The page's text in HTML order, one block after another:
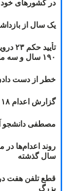
در کشورهای
یک سال از
۱۹۰ سال و سه ماه حبس برای ۲۳ درویش گنابادی قطعی شد
خطر از دست
گزارش اعدام ۲۰۱۸: قصاص و بخشش
مصطفی دانشجو
سال گذشته
قطع تلفن هفت
بزرگ